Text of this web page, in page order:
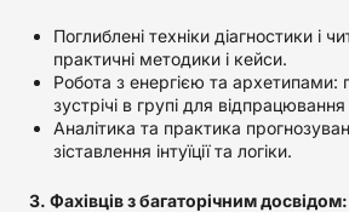
Поглиблені техніки діагностики і
практичні методики і кейси.
Робота з енергією та архетипами:
зустрічі в групі для
Аналітика та практика
зіставлення інтуїції та логіки.
3. Фахівців з багаторічним досвідом: